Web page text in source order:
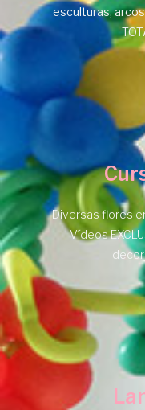
esculturas,
Diversas flores
Vídeos